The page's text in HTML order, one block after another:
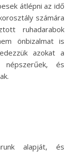
átlépni az idő
számára
ruhadarabok
önbizalmat is
azokat a
és
alapját, és